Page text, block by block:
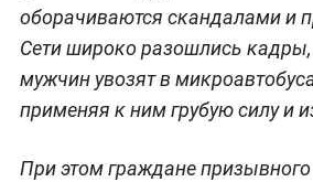
оборачиваются скандалами и
Сети широко разошлись
мужчин увозят в
применяя к ним грубую силу и
При этом граждане призывного